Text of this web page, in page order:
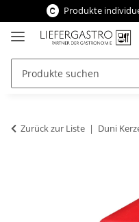
Produkte
Zurück zur Liste Duni